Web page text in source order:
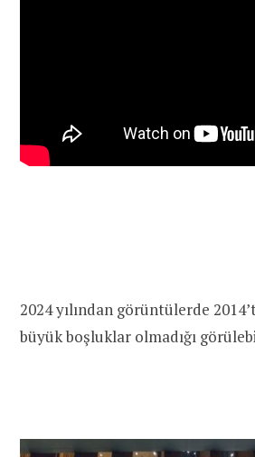
2024 yılından görüntülerde
büyük boşluklar olmadığı